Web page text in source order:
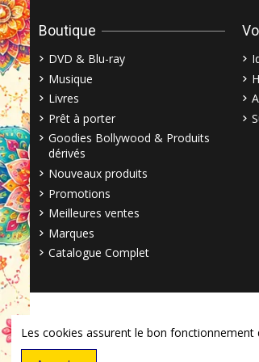
Boutique
DVD & Blu-ray
Musique
Livres
Prêt à porter
Goodies Bollywood & Produits
dérivés
Nouveaux produits
Promotions
Meilleures ventes
Marques
Catalogue Complet
Les cookies assurent le bon